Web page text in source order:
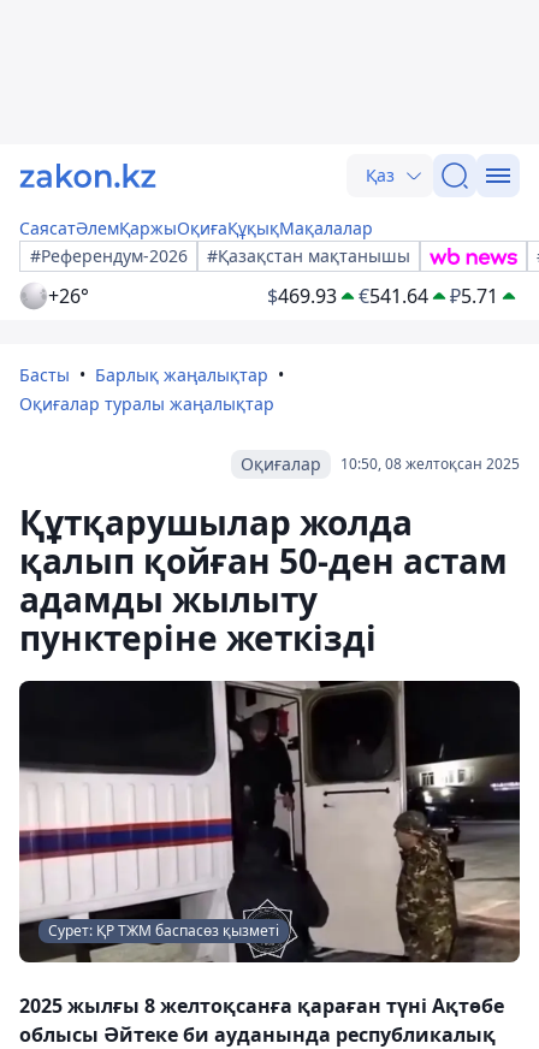
Қаз
СаясатӘлемҚаржыОқиғаҚұқықМақалалар
#Референдум-2026
#Қазақстан мақтанышы
+26° $469.93 €541.64 ₽5.71
Басты
Барлық жаңалықтар
Оқиғалар туралы жаңалықтар
10:50, 08 желтоқсан 2025
Оқиғалар
Құтқарушылар жолда
қалып қойған 50-ден астам
адамды жылыту
пунктеріне жеткізді
Сурет: ҚР ТЖМ баспасөз қызметі
2025 жылғы 8 желтоқсанға қараған түні Ақтөбе
облысы Әйтеке би ауданында республикалық